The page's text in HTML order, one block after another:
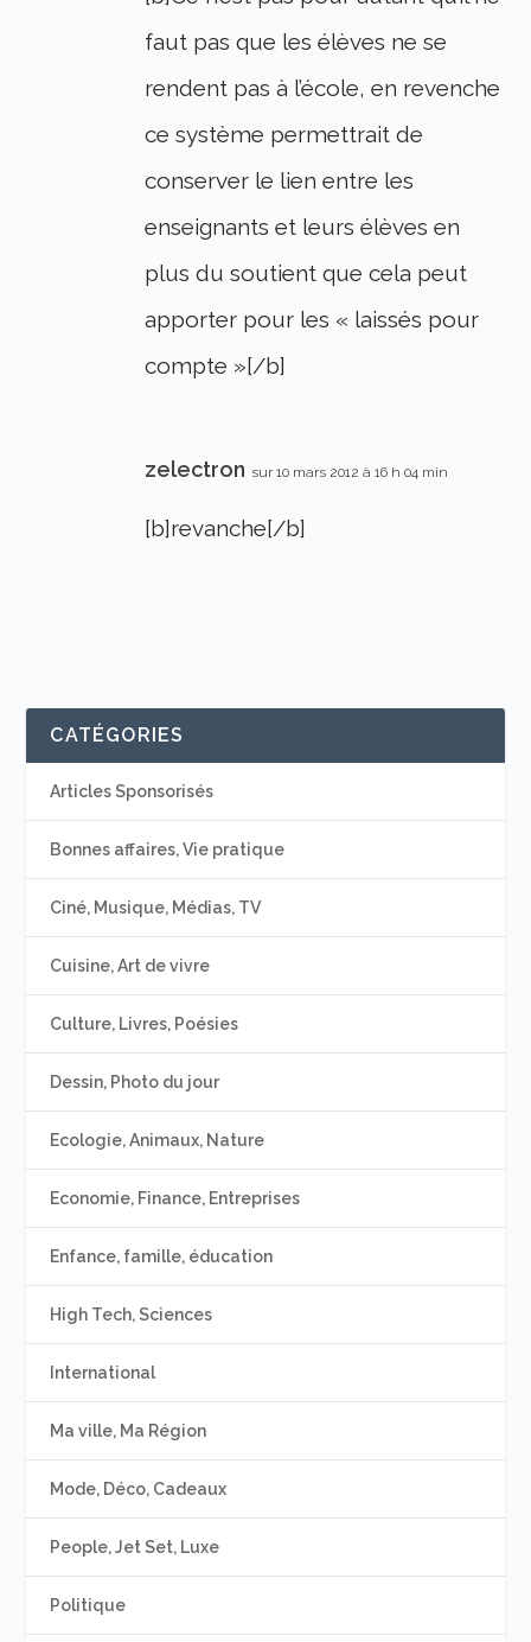
faut pas que les élèves ne se
rendent pas à l’école, en revenche
ce système permettrait de
conserver le lien entre les
enseignants et leurs élèves en
plus du soutient que cela peut
apporter pour les « laissés pour
compte »[/b]
zelectron sur 10 mars 2012 à 16 h 04 min
[b]revanche[/b]
CATÉGORIES
Articles Sponsorisés
Bonnes affaires, Vie pratique
Ciné, Musique, Médias, TV
Cuisine, Art de vivre
Culture, Livres, Poésies
Dessin, Photo du jour
Ecologie, Animaux, Nature
Economie, Finance, Entreprises
Enfance, famille, éducation
High Tech, Sciences
International
Ma ville, Ma Région
Mode, Déco, Cadeaux
People, Jet Set, Luxe
Politique